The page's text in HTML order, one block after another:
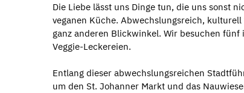
Die Liebe lässt uns Dinge tun, die uns sonst
veganen Küche. Abwechslungsreich,
ganz anderen Blickwinkel. Wir besuchen
Veggie-Leckereien.
Entlang dieser abwechslungsreichen
um den St. Johanner Markt und das